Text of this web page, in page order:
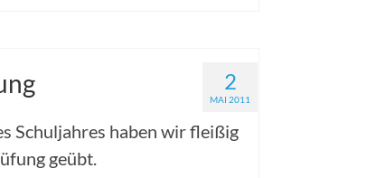
2
MAI 2011
Schuljahres haben wir fleißig
geübt.